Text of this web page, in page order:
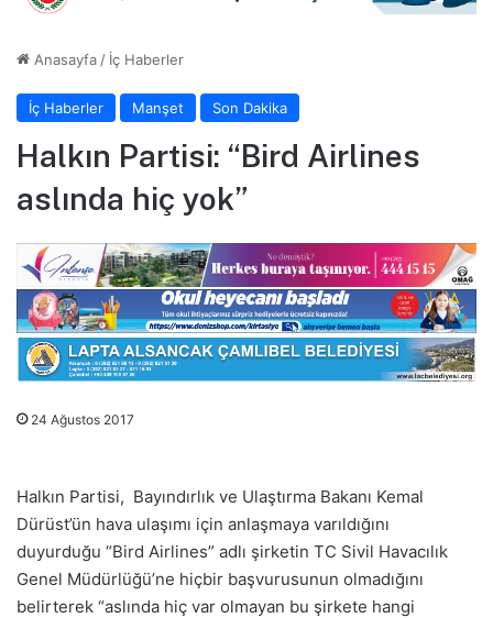
Anasayfa / İç Haberler
İç Haberler Manşet Son Dakika
Halkın Partisi: “Bird Airlines
aslında hiç yok”
24 Ağustos 2017
Halkın Partisi, Bayındırlık ve Ulaştırma Bakanı Kemal
Dürüst’ün hava ulaşımı için anlaşmaya varıldığını
duyurduğu “Bird Airlines” adlı şirketin TC Sivil Havacılık
Genel Müdürlüğü’ne hiçbir başvurusunun olmadığını
belirterek “aslında hiç var olmayan bu şirkete hangi